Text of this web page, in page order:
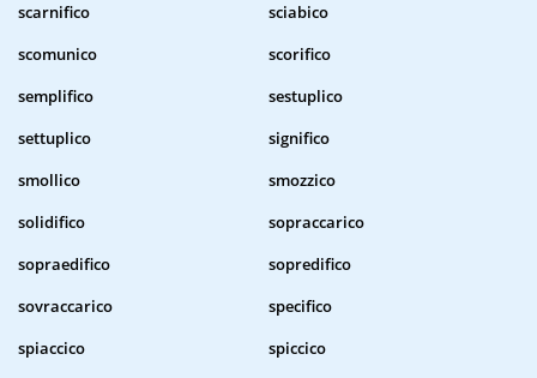
scarnifico
sciabico
scomunico
scorifico
semplifico
sestuplico
settuplico
significo
smollico
smozzico
solidifico
sopraccarico
sopraedifico
sopredifico
sovraccarico
specifico
spiaccico
spiccico